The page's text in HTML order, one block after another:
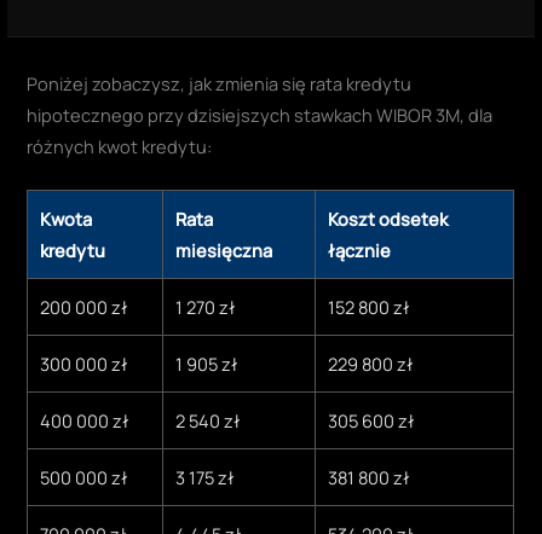
Poniżej zobaczysz, jak zmienia się rata kredytu
hipotecznego przy dzisiejszych stawkach WIBOR 3M, dla
różnych kwot kredytu:
Kwota
kredytu
Rata
miesięczna
Koszt odsetek
łącznie
200 000 zł 1 270 zł 152 800 zł
300 000 zł 1 905 zł 229 800 zł
400 000 zł 2 540 zł 305 600 zł
500 000 zł 3 175 zł 381 800 zł